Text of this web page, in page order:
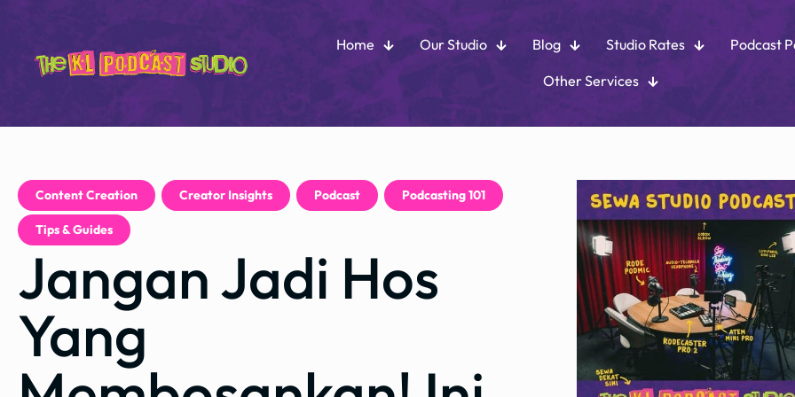
Home Our Studio Blog Studio Rates Podcast
Other Services
Content Creation Creator Insights Podcast Podcasting 101
Tips & Guides
Jangan Jadi Hos
Yang